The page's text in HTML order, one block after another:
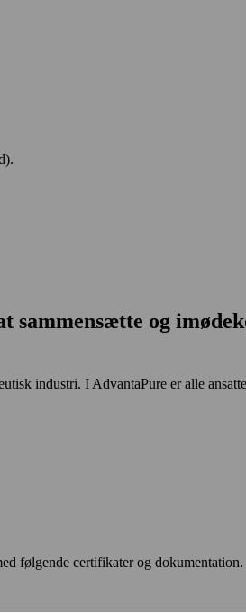
og
industri. I AdvantaPure er alle
følgende certifikater og dokumentation.